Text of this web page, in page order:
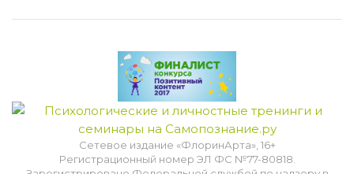
Сетевое издание «ФлоринАрта», 16+
Регистрационный номер ЭЛ ФС №77-80818.